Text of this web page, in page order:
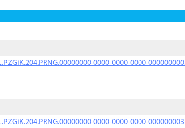
0000-0000-0000-
0000-0000-0000-